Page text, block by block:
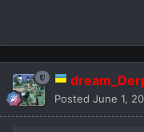
Posted June 1,